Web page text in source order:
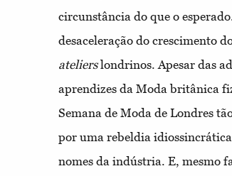
circunstância do que o
desaceleração do crescimento
atelierslondrinos. Apesar das
aprendizes da Moda britânica
Semana de Moda de Londres
por uma rebeldia
nomes da indústria. E, mesmo